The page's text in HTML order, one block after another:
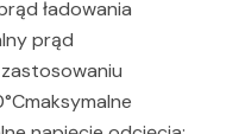
ładowania
prąd